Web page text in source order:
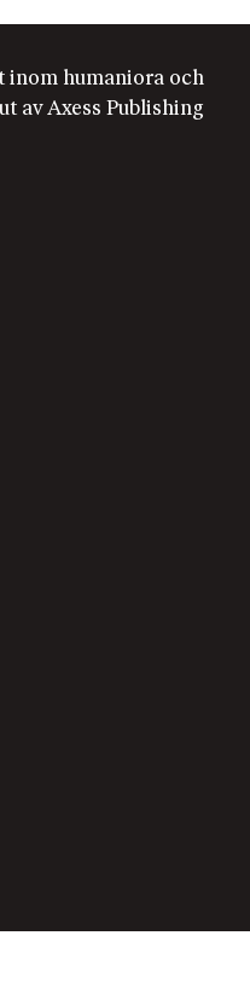
inom humaniora och
av Axess Publishing